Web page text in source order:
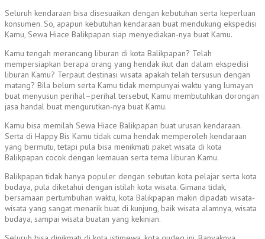
Seluruh kendaraan bisa disesuaikan dengan kebutuhan serta keperluan
konsumen. So, apapun kebutuhan kendaraan buat mendukung ekspedisi
Kamu, Sewa Hiace Balikpapan siap menyediakan-nya buat Kamu.
Kamu tengah merancang liburan di kota Balikpapan? Telah
mempersiapkan berapa orang yang hendak ikut dan dalam ekspedisi
liburan Kamu? Terpaut destinasi wisata apakah telah tersusun dengan
matang? Bila belum serta Kamu tidak mempunyai waktu yang lumayan
buat menyusun perihal–perihal tersebut, Kamu membutuhkan dorongan
jasa handal buat mengurutkan-nya buat Kamu.
Kamu bisa memilah Sewa Hiace Balikpapan buat urusan kendaraan.
Serta di Happy Bis Kamu tidak cuma hendak memperoleh kendaraan
yang bermutu, tetapi pula bisa menikmati paket wisata di kota
Balikpapan cocok dengan kemauan serta tema liburan Kamu.
Balikpapan tidak hanya populer dengan sebutan kota pelajar serta kota
budaya, pula diketahui dengan istilah kota wisata. Gimana tidak,
bersamaan pertumbuhan waktu, kota Balikpapan makin dipadati wisata-
wisata yang sangat menarik buat di kunjung, baik wisata alamnya, wisata
budaya, sampai wisata buatan yang kekinian.